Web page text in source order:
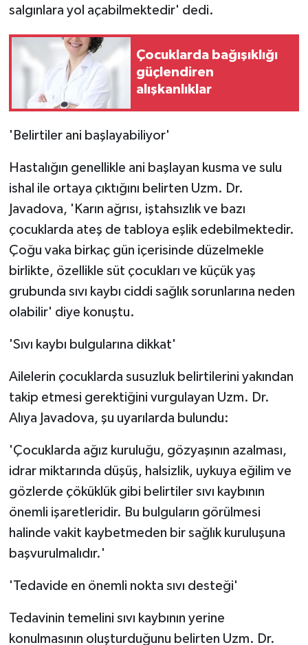
salgınlara yol açabilmektedir' dedi.
Çocuklarda bağışıklığı
güçlendiren
alışkanlıklar
'Belirtiler ani başlayabiliyor'
Hastalığın genellikle ani başlayan kusma ve sulu
ishal ile ortaya çıktığını belirten Uzm. Dr.
Javadova, 'Karın ağrısı, iştahsızlık ve bazı
çocuklarda ateş de tabloya eşlik edebilmektedir.
Çoğu vaka birkaç gün içerisinde düzelmekle
birlikte, özellikle süt çocukları ve küçük yaş
grubunda sıvı kaybı ciddi sağlık sorunlarına neden
olabilir' diye konuştu.
'Sıvı kaybı bulgularına dikkat'
Ailelerin çocuklarda susuzluk belirtilerini yakından
takip etmesi gerektiğini vurgulayan Uzm. Dr.
Alıya Javadova, şu uyarılarda bulundu:
'Çocuklarda ağız kuruluğu, gözyaşının azalması,
idrar miktarında düşüş, halsizlik, uykuya eğilim ve
gözlerde çöküklük gibi belirtiler sıvı kaybının
önemli işaretleridir. Bu bulguların görülmesi
halinde vakit kaybetmeden bir sağlık kuruluşuna
başvurulmalıdır.'
'Tedavide en önemli nokta sıvı desteği'
Tedavinin temelini sıvı kaybının yerine
konulmasının oluşturduğunu belirten Uzm. Dr.